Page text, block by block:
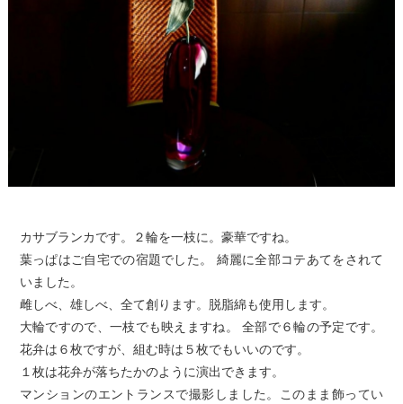
カサブランカです。２輪を一枝に。豪華ですね。
葉っぱはご自宅での宿題でした。 綺麗に全部コテあてをされて
いました。
雌しべ、雄しべ、全て創ります。脱脂綿も使用します。
大輪ですので、一枝でも映えますね。 全部で６輪の予定です。
花弁は６枚ですが、組む時は５枚でもいいのです。
１枚は花弁が落ちたかのように演出できます。
マンションのエントランスで撮影しました。このまま飾ってい